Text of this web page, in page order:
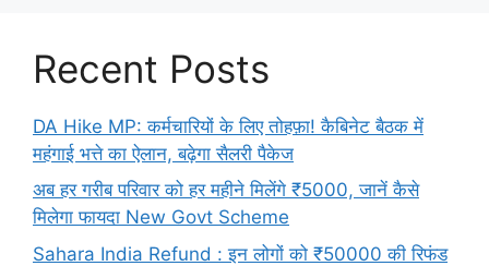
Recent Posts
DA Hike MP: कर्मचारियों के लिए तोहफ़ा! कैबिनेट बैठक में
महंगाई भत्ते का ऐलान, बढ़ेगा सैलरी पैकेज
अब हर गरीब परिवार को हर महीने मिलेंगे ₹5000, जानें कैसे
मिलेगा फायदा New Govt Scheme
Sahara India Refund : इन लोगों को ₹50000 की रिफंड